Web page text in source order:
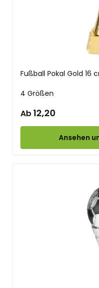
Fußball Pokal Gold 16
4 Größen
Ab12,20
Ansehen